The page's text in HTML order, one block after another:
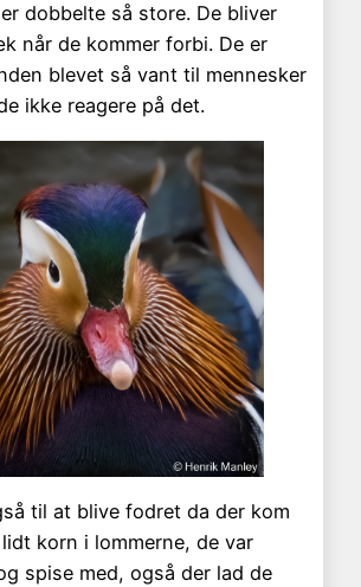
dobbelte så store. De bliver
når de kommer forbi. De er
blevet så vant til mennesker
ikke reagere på det.
til at blive fodret da der kom
korn i lommerne, de var
spise med, også der lad de